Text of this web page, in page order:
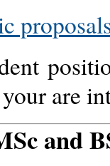
are
and